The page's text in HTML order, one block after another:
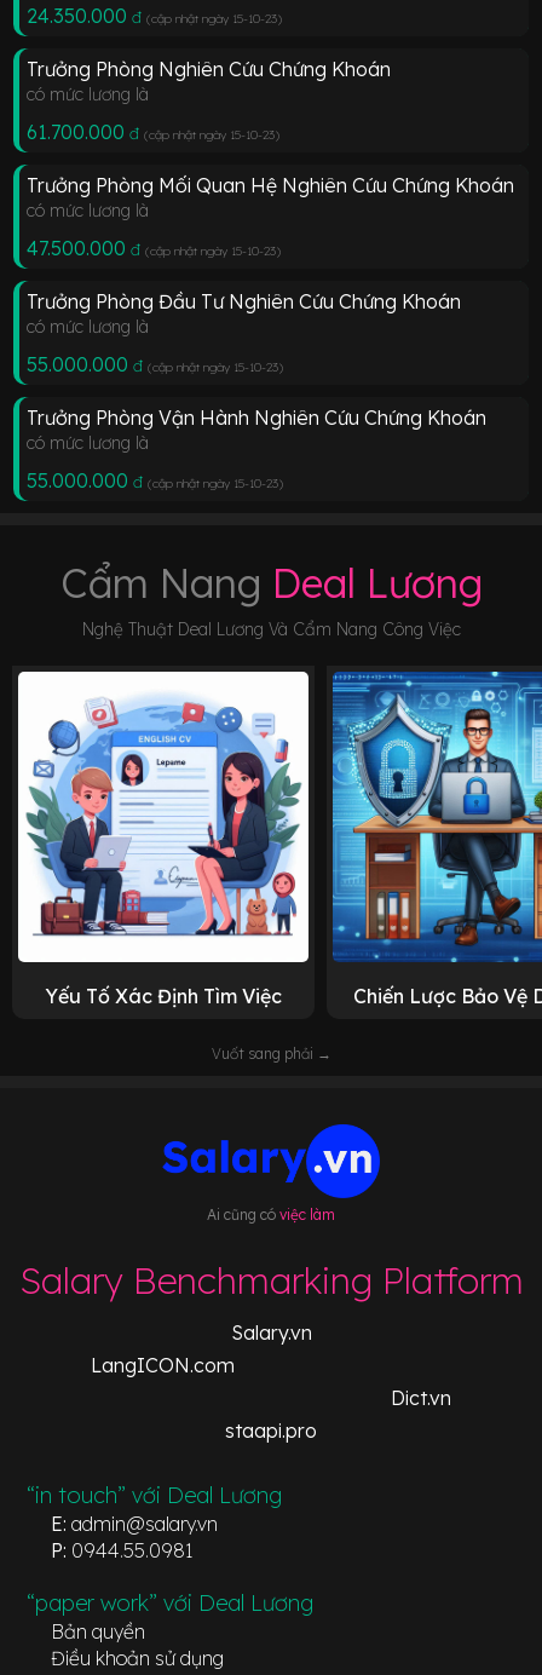
24.350.000 đ (cập nhật ngày 15-10-23)
Trưởng Phòng Nghiên Cứu Chứng Khoán
có mức lương là
61.700.000 đ (cập nhật ngày 15-10-23)
Trưởng Phòng Mối Quan Hệ Nghiên Cứu Chứng Khoán
có mức lương là
47.500.000 đ (cập nhật ngày 15-10-23)
Trưởng Phòng Đầu Tư Nghiên Cứu Chứng Khoán
có mức lương là
55.000.000 đ (cập nhật ngày 15-10-23)
Trưởng Phòng Vận Hành Nghiên Cứu Chứng Khoán
có mức lương là
55.000.000 đ (cập nhật ngày 15-10-23)
Cẩm Nang Deal Lương
Nghệ Thuật Deal Lương Và Cẩm Nang Công Việc
Yếu Tố Xác Định Tìm Việc Chiến Lược Bảo Vệ
Vuốt sang phải →
Ai cũng có việc làm
Salary Benchmarking Platform
Salary.vn
LangICON.com
Dict.vn
staapi.pro
“in touch” với Deal Lương
E: admin@salary.vn
P: 0944.55.0981
“paper work” với Deal Lương
Bản quyền
Điều khoản sử dụng